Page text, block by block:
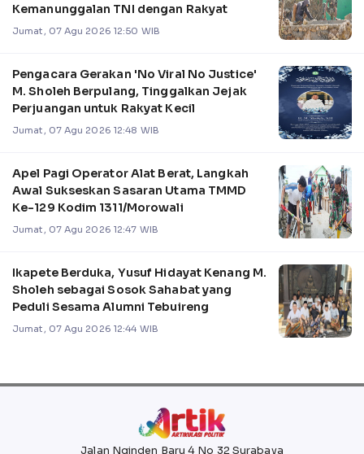
Kemanunggalan TNI dengan Rakyat
Jumat, 07 Agu 2026 12:50 WIB
Pengacara Gerakan 'No Viral No Justice'
M. Sholeh Berpulang, Tinggalkan Jejak
Perjuangan untuk Rakyat Kecil
Jumat, 07 Agu 2026 12:48 WIB
Apel Pagi Operator Alat Berat, Langkah
Awal Sukseskan Sasaran Utama TMMD
Ke-129 Kodim 1311/Morowali
Jumat, 07 Agu 2026 12:47 WIB
Ikapete Berduka, Yusuf Hidayat Kenang M.
Sholeh sebagai Sosok Sahabat yang
Peduli Sesama Alumni Tebuireng
Jumat, 07 Agu 2026 12:44 WIB
Jalan Nginden Baru 4 No 32 Surabaya